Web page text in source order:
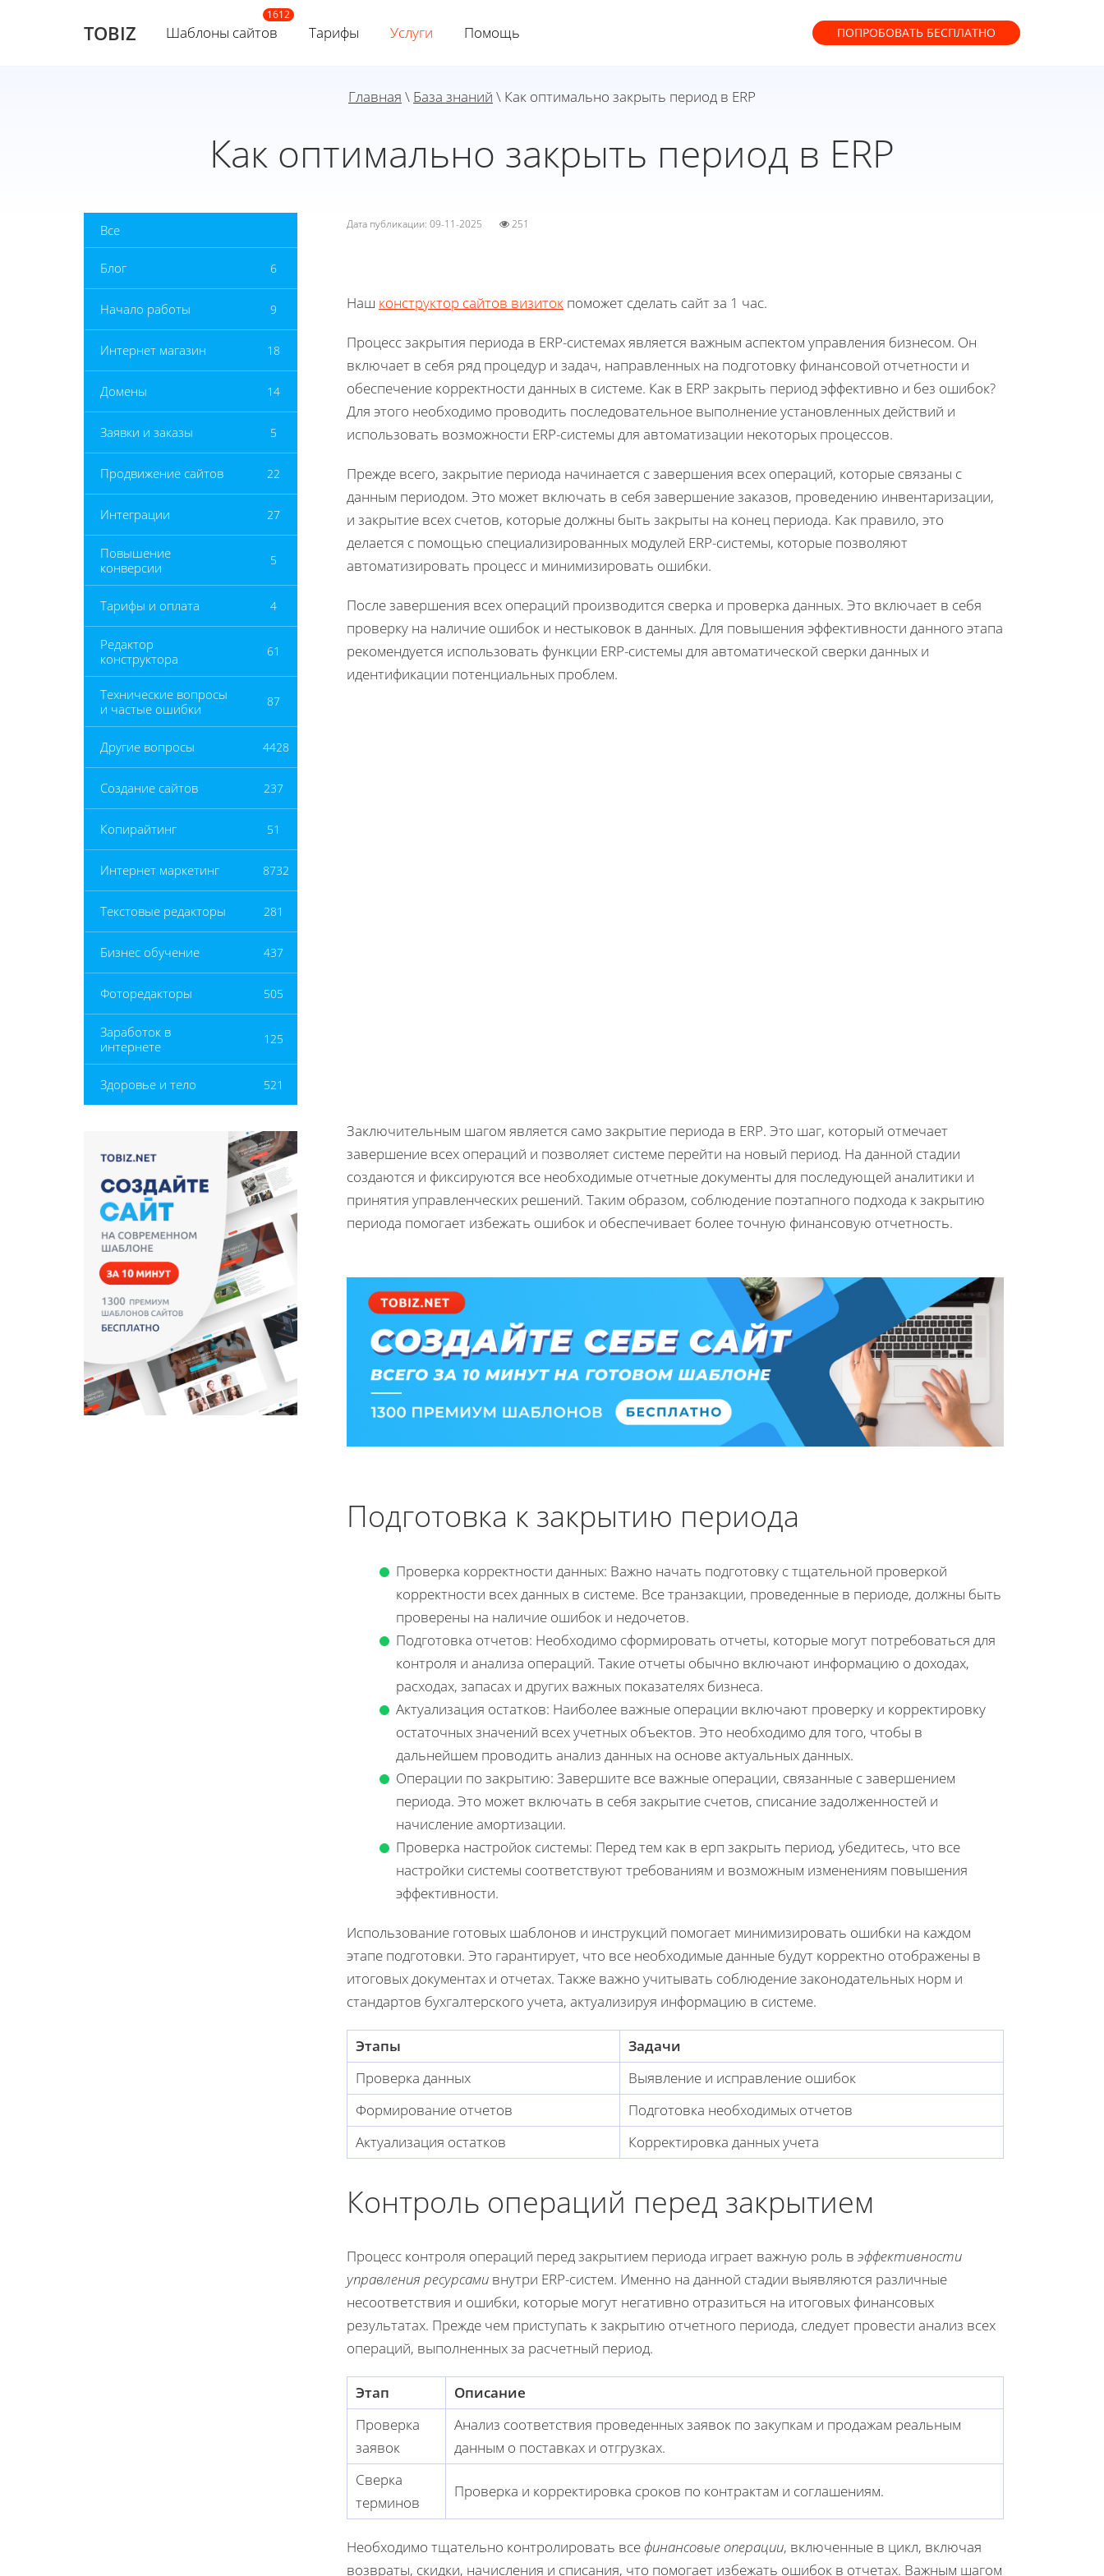
TOBIZ Шаблоны сайтов Тарифы Услуги Помощь ПОПРОБОВАТЬ БЕСПЛАТНО
Главная \ База знаний \ Как оптимально закрыть период в ERP
Как оптимально закрыть период в ERP
Все
Блог 6
Начало работы 9
Интернет магазин 18
Домены 14
Заявки и заказы 5
Продвижение сайтов 22
Интеграции 27
Повышение
конверсии
5
Тарифы и оплата 4
Редактор
конструктора
61
Технические вопросы
и частые ошибки
87
Другие вопросы 4428
Создание сайтов 237
Копирайтинг 51
Интернет маркетинг 8732
Текстовые редакторы 281
Бизнес обучение 437
Фоторедакторы 505
Заработок в
интернете
125
Здоровье и тело 521
Дата публикации: 09-11-2025 251
Наш конструктор сайтов визиток поможет сделать сайт за 1 час.
Процесс закрытия периода в ERP-системах является важным аспектом управления бизнесом. Он
включает в себя ряд процедур и задач, направленных на подготовку финансовой отчетности и
обеспечение корректности данных в системе. Как в ERP закрыть период эффективно и без ошибок?
Для этого необходимо проводить последовательное выполнение установленных действий и
использовать возможности ERP-системы для автоматизации некоторых процессов.
Прежде всего, закрытие периода начинается с завершения всех операций, которые связаны с
данным периодом. Это может включать в себя завершение заказов, проведению инвентаризации,
и закрытие всех счетов, которые должны быть закрыты на конец периода. Как правило, это
делается с помощью специализированных модулей ERP-системы, которые позволяют
автоматизировать процесс и минимизировать ошибки.
После завершения всех операций производится сверка и проверка данных. Это включает в себя
проверку на наличие ошибок и нестыковок в данных. Для повышения эффективности данного этапа
рекомендуется использовать функции ERP-системы для автоматической сверки данных и
идентификации потенциальных проблем.
Заключительным шагом является само закрытие периода в ERP. Это шаг, который отмечает
завершение всех операций и позволяет системе перейти на новый период. На данной стадии
создаются и фиксируются все необходимые отчетные документы для последующей аналитики и
принятия управленческих решений. Таким образом, соблюдение поэтапного подхода к закрытию
периода помогает избежать ошибок и обеспечивает более точную финансовую отчетность.
Подготовка к закрытию периода
Проверка корректности данных: Важно начать подготовку с тщательной проверкой
корректности всех данных в системе. Все транзакции, проведенные в периоде, должны быть
проверены на наличие ошибок и недочетов.
Подготовка отчетов: Необходимо сформировать отчеты, которые могут потребоваться для
контроля и анализа операций. Такие отчеты обычно включают информацию о доходах,
расходах, запасах и других важных показателях бизнеса.
Актуализация остатков: Наиболее важные операции включают проверку и корректировку
остаточных значений всех учетных объектов. Это необходимо для того, чтобы в
дальнейшем проводить анализ данных на основе актуальных данных.
Операции по закрытию: Завершите все важные операции, связанные с завершением
периода. Это может включать в себя закрытие счетов, списание задолженностей и
начисление амортизации.
Проверка настройок системы: Перед тем как в ерп закрыть период, убедитесь, что все
настройки системы соответствуют требованиям и возможным изменениям повышения
эффективности.
Использование готовых шаблонов и инструкций помогает минимизировать ошибки на каждом
этапе подготовки. Это гарантирует, что все необходимые данные будут корректно отображены в
итоговых документах и отчетах. Также важно учитывать соблюдение законодательных норм и
стандартов бухгалтерского учета, актуализируя информацию в системе.
Этапы
Задачи
Проверка данных
Выявление и исправление ошибок
Формирование отчетов
Подготовка необходимых отчетов
Актуализация остатков
Корректировка данных учета
Контроль операций перед закрытием
Процесс контроля операций перед закрытием периода играет важную роль в эффективности
управления ресурсами внутри ERP-систем. Именно на данной стадии выявляются различные
несоответствия и ошибки, которые могут негативно отразиться на итоговых финансовых
результатах. Прежде чем приступать к закрытию отчетного периода, следует провести анализ всех
операций, выполненных за расчетный период.
Этап
Описание
Проверка
заявок
Анализ соответствия проведенных заявок по закупкам и продажам реальным
данным о поставках и отгрузках.
Сверка
терминов
Проверка и корректировка сроков по контрактам и соглашениям.
Необходимо тщательно контролировать всефинансовые операции, включенные в цикл, включая
возвраты, скидки, начисления и списания, что помогает избежать ошибок в отчетах. Важным шагом